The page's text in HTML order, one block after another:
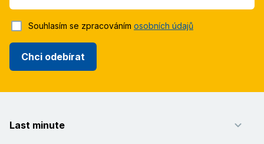
Chci odebírat
Souhlasím se zpracováním osobních údajů
Last minute